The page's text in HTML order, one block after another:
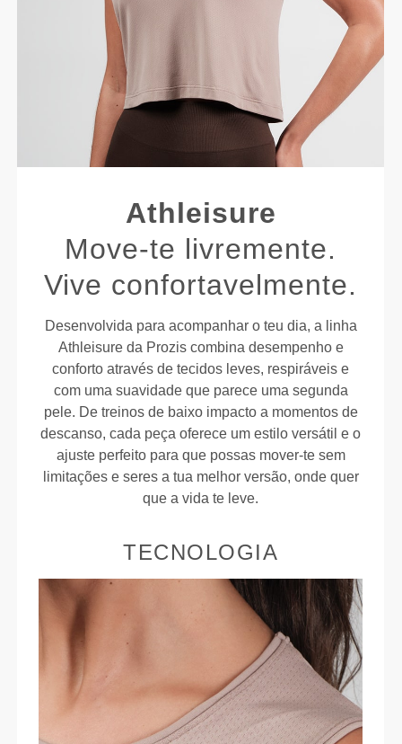
Athleisure
Move-te livremente.
Vive confortavelmente.
Desenvolvida para acompanhar o teu dia, a linha
Athleisure da Prozis combina desempenho e
conforto através de tecidos leves, respiráveis e
com uma suavidade que parece uma segunda
pele. De treinos de baixo impacto a momentos de
descanso, cada peça oferece um estilo versátil e o
ajuste perfeito para que possas mover-te sem
limitações e seres a tua melhor versão, onde quer
que a vida te leve.
TECNOLOGIA